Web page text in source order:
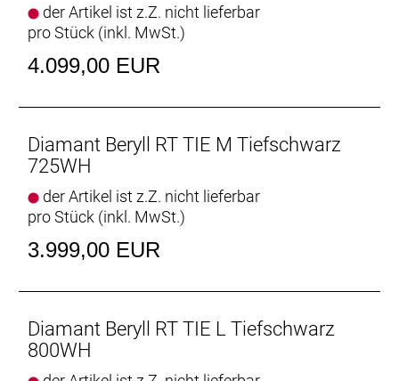
der Artikel ist z.Z. nicht lieferbar
pro Stück (inkl. MwSt.)
4.099,00 EUR
Diamant Beryll RT TIE M Tiefschwarz
725WH
der Artikel ist z.Z. nicht lieferbar
pro Stück (inkl. MwSt.)
3.999,00 EUR
Diamant Beryll RT TIE L Tiefschwarz
800WH